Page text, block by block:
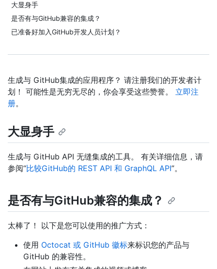
大显身手
是否有与GitHub兼容的集成？
已准备好加入GitHub开发人员计划？
生成与 GitHub集成的应用程序？ 请注册我们的开发者计
划！ 可能性是无穷无尽的，你会享受这些赞誉。 立即注
册。
大显身手
生成与 GitHub API 无缝集成的工具。 有关详细信息，请
参阅“比较GitHub的 REST API 和 GraphQL API”。
是否有与GitHub兼容的集成？
太棒了！ 以下是您可以使用的推广方式：
使用 Octocat 或 GitHub 徽标来标识您的产品与
GitHub 的兼容性。